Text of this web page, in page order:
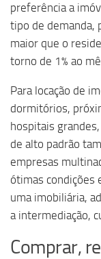
preferência a
tipo de demanda,
maior que o
torno de 1% ao
Para locação de
dormitórios,
hospitais
de alto padrão
empresas
ótimas condições
uma imobiliária,
a intermediação,
Comprar,